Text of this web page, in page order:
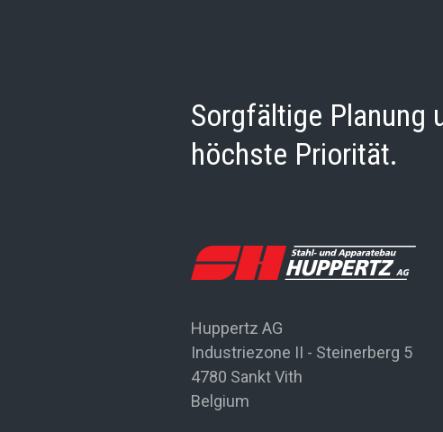
Sorgfältige Planung
höchste Priorität.
Huppertz AG
Industriezone II - Steinerberg 5
4780 Sankt Vith
Belgium